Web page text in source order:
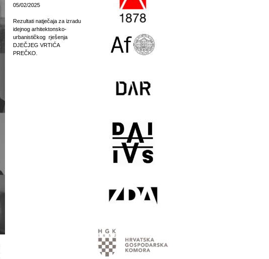
05/02/2025
Rezultati natječaja za izradu
idejnog arhitektonsko-
urbanističkog rješenja
DJEČJEG VRTIĆA
PREČKO.